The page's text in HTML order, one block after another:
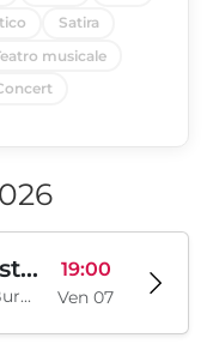
Satira
musicale
SPICE Music Festival 2026
Morska gara, Burgas, Burgas, BG
19:00
Ven 07